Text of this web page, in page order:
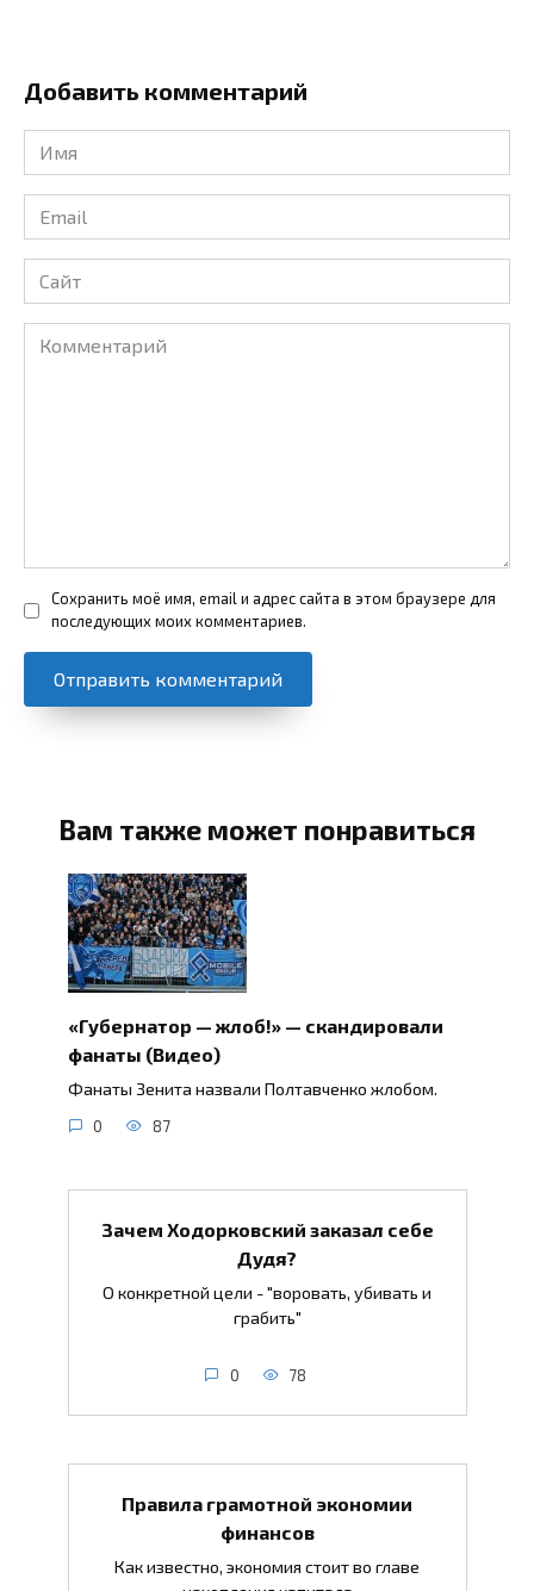
Добавить комментарий
Имя
*
Email
*
Сайт
Комментарий
Сохранить моё имя, email и адрес сайта в этом браузере для
последующих моих комментариев.
Вам также может понравиться
«Губернатор — жлоб!» — скандировали
фанаты (Видео)
Фанаты Зенита назвали Полтавченко жлобом.
0 87
Зачем Ходорковский заказал себе
Дудя?
О конкретной цели - "воровать, убивать и
грабить"
0 78
Правила грамотной экономии
финансов
Как известно, экономия стоит во главе